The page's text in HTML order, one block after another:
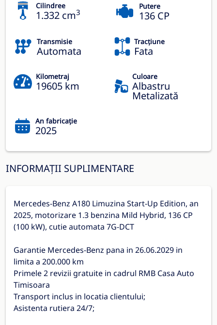
Cilindree
1.332 cm3
Putere
136 CP
Transmisie
Automata
Tracțiune
Fata
Kilometraj
19605 km
Culoare
Albastru
Metalizată
An fabricație
2025
INFORMAȚII SUPLIMENTARE
Mercedes-Benz A180 Limuzina Start-Up Edition, an
2025, motorizare 1.3 benzina Mild Hybrid, 136 CP
(100 kW), cutie automata 7G-DCT
Garantie Mercedes-Benz pana in 26.06.2029 in
limita a 200.000 km
Primele 2 revizii gratuite in cadrul RMB Casa Auto
Timisoara
Transport inclus in locatia clientului;
Asistenta rutiera 24/7;